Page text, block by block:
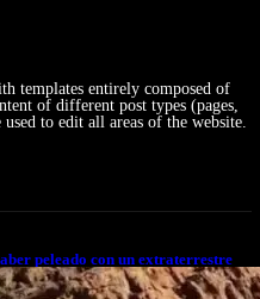
templates entirely composed of
of different post types (pages,
to edit all areas of the website.
peleado con un extraterrestre